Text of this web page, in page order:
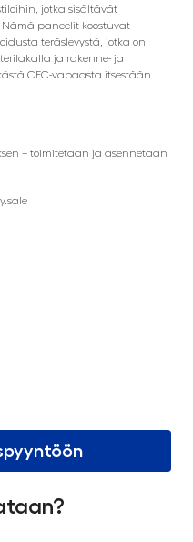
jotka sisältävät
paneelit koostuvat
teräslevystä, jotka on
ja rakenne- ja
CFC-vapaasta itsestään
– toimitetaan ja asennetaan